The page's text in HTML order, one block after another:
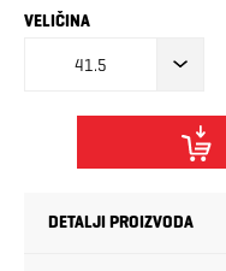
VELIČINA
41.5
DETALJI PROIZVODA